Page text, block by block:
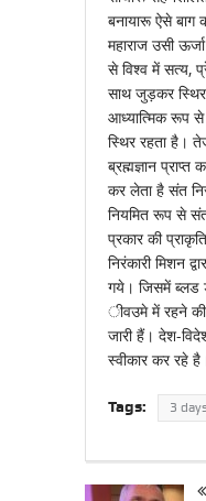
बनायारू ऐसे बाग
महाराज उसी
से विश्व में सत्य,
साथ जुड़कर
आध्यात्मिक रूप से
स्थिर रहता है।
ब्रह्मज्ञान
कर लेता है संत
नियमित रूप से
प्रकार की
निरंकारी मिशन
गये। जिसमें ब्लड
ीवउमे में रहने की
जारी हैं। देश-
स्वीकार कर रहे
Tags: 3